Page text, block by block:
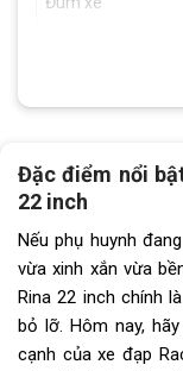
Lốp xe
Dĩa
Kích thước
Đặc điểm nổi
22 inch
Nếu phụ huynh
vừa xinh xắn vừa
Rina 22 inch chính
bỏ lỡ. Hôm nay,
cạnh của xe đạp